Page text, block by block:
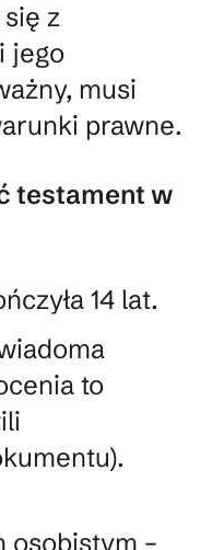
z
jego
musi
prawne.
testament w
14 lat.
to
osobistym –